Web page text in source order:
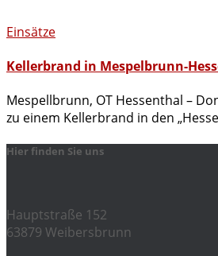
Einsätze
Kellerbrand in Mespelbrunn-
Mespellbrunn, OT Hessenthal –
zu einem Kellerbrand in den
Hier finden Sie uns
Hauptstraße 152
63879 Weibersbrunn